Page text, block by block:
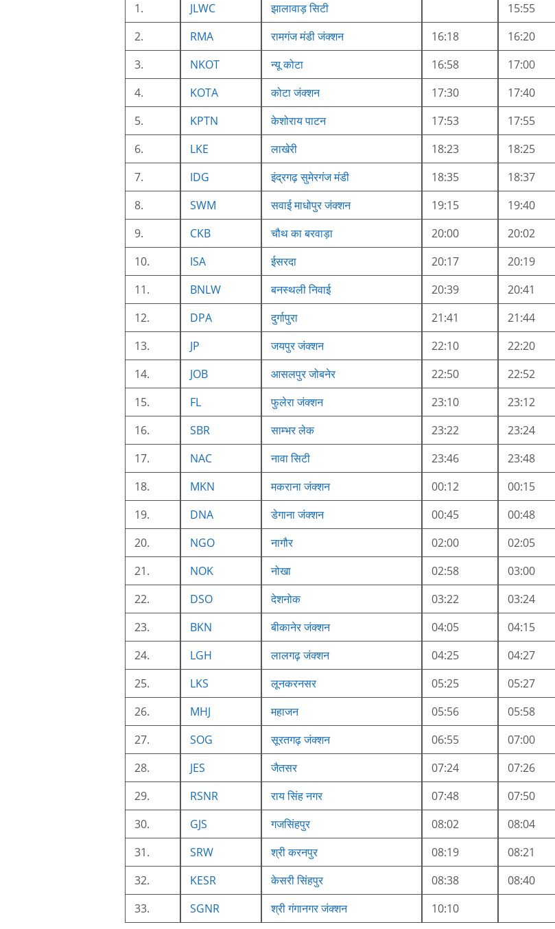
1.
JLWC झालावाड़ सिटी 15:55
2.
RMA रामगंज मंडी जंक्शन 16:18 16:20
3.
NKOT न्यू कोटा 16:58 17:00
4.
KOTA कोटा जंक्शन 17:30 17:40
5.
KPTN केशोराय पाटन 17:53 17:55
6.
LKE लाखेरी 18:23 18:25
7.
IDG इंद्रगढ़ सुमेरगंज मंडी 18:35 18:37
8.
SWM सवाई माधोपुर जंक्शन 19:15 19:40
9.
CKB चौथ का बरवाड़ा 20:00 20:02
10.
ISA ईसरदा 20:17 20:19
11.
BNLW बनस्थली निवाई 20:39 20:41
12.
DPA दुर्गापुरा 21:41 21:44
13.
JP जयपुर जंक्शन 22:10 22:20
14.
JOB आसलपुर जोबनेर 22:50 22:52
15.
FL फुलेरा जंक्शन 23:10 23:12
16.
SBR साम्भर लेक 23:22 23:24
17.
NAC नावा सिटी 23:46 23:48
18.
MKN मकराना जंक्शन 00:12 00:15
19.
DNA डेगाना जंक्शन 00:45 00:48
20.
NGO नागौर 02:00 02:05
21.
NOK नोखा 02:58 03:00
22.
DSO देशनोक 03:22 03:24
23.
BKN बीकानेर जंक्शन 04:05 04:15
24.
LGH लालगढ़ जंक्शन 04:25 04:27
25.
LKS लूनकरनसर 05:25 05:27
26.
MHJ महाजन 05:56 05:58
27.
SOG सूरतगढ़ जंक्शन 06:55 07:00
28.
JES जैतसर 07:24 07:26
29.
RSNR राय सिंह नगर 07:48 07:50
30.
GJS गजसिंहपुर 08:02 08:04
31.
SRW श्री करनपुर 08:19 08:21
32.
KESR केसरी सिंहपुर 08:38 08:40
33.
SGNR श्री गंगानगर जंक्शन 10:10